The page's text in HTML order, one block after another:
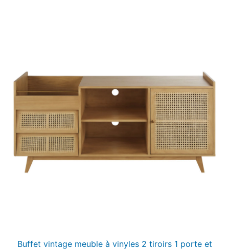
Buffet vintage meuble à vinyles 2 tiroirs 1 porte et